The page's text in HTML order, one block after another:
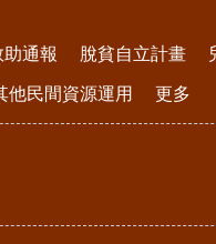
通報 脫貧自立計畫
他民間資源運用 更多